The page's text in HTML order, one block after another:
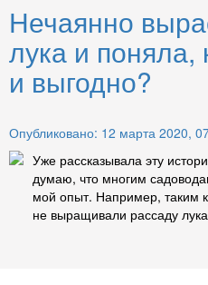
Нечаянно
лука и поняла,
и выгодно?
Опубликовано: 12 марта 2020,
Уже рассказывала эту
думаю, что многим
мой опыт. Например, таким
не выращивали рассаду